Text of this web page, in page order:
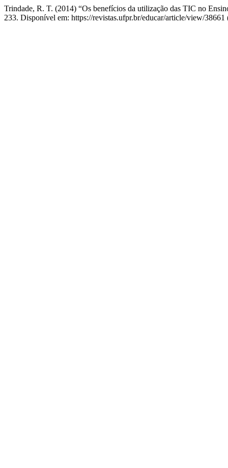
Trindade, R. T. (2014) “Os benefícios da utilização das TIC no
233. Disponível em: https://revistas.ufpr.br/educar/article/view/38661